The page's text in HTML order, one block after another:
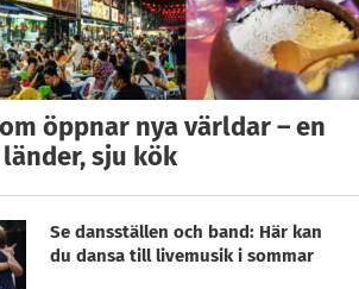
öppnar nya världar – en
sju kök
Se dansställen och band: Här kan
du dansa till livemusik i sommar